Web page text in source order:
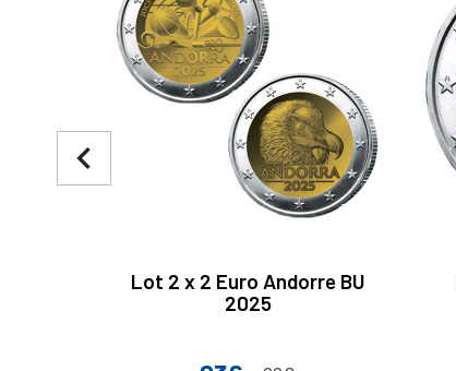
Lot 2 x 2 Euro Andorre BU
2025
navigate_before